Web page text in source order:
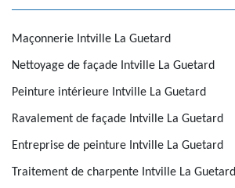
Maçonnerie Intville La Guetard
Nettoyage de façade Intville La Guetard
Peinture intérieure Intville La Guetard
Ravalement de façade Intville La Guetard
Entreprise de peinture Intville La Guetard
Traitement de charpente Intville La Guetard